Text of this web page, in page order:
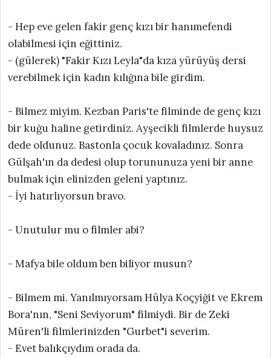
- Hep eve gelen fakir genç kızı bir hanımefendi
olabilmesi için eğittiniz.
- (gülerek) "Fakir Kızı Leyla"da kıza yürüyüş dersi
verebilmek için kadın kılığına bile girdim.
- Bilmez miyim. Kezban Paris'te filminde de genç kızı
bir kuğu haline getirdiniz. Ayşecikli filmlerde huysuz
dede oldunuz. Bastonla çocuk kovaladınız. Sonra
Gülşah'ın da dedesi olup torununuza yeni bir anne
bulmak için elinizden geleni yaptınız.
- İyi hatırlıyorsun bravo.
- Unutulur mu o filmler abi?
- Mafya bile oldum ben biliyor musun?
- Bilmem mi. Yanılmıyorsam Hülya Koçyiğit ve Ekrem
Bora'nın, "Seni Seviyorum" filmiydi. Bir de Zeki
Müren'li filmlerinizden "Gurbet"i severim.
- Evet balıkçıydım orada da.